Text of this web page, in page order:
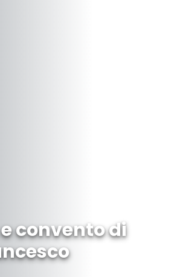
convento di